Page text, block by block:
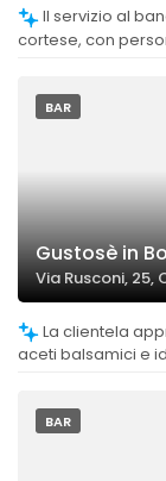
cortese, con
BAR
Gustosè in
Via Rusconi, 25,
aceti balsamici e
BAR